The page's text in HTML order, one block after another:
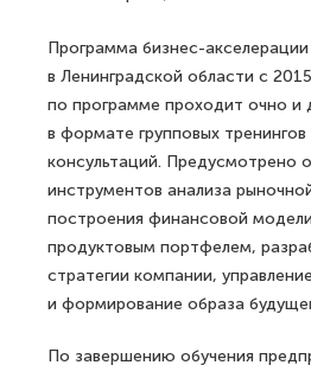
Программа бизнес-
в Ленинградской области с
по программе проходит очно и
в формате групповых
консультаций. Предусмотрено
инструментов анализа
построения финансовой
продуктовым портфелем,
стратегии компании,
и формирование образа
По завершению обучения